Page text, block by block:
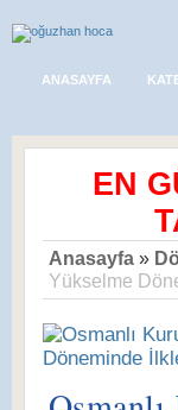
ANASAYFA
EN
Anasayfa »
Yükselme